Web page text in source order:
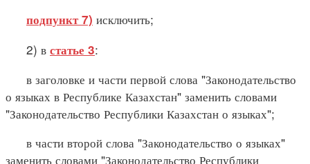
подпункт 7) исключить;
2) в статье 3:
в заголовке и части первой слова "Законодательство
о языках в Республике Казахстан" заменить словами
"Законодательство Республики Казахстан о языках";
в части второй слова "Законодательство о языках"
заменить словами "Законодательство Республики